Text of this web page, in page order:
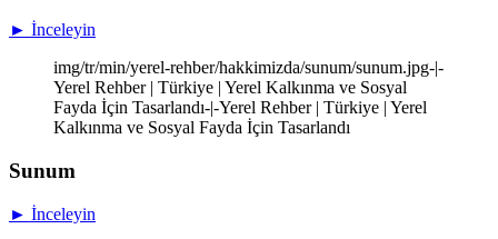
► İnceleyin
img/tr/min/yerel-rehber/hakkimizda/sunum/sunum.jpg-|-
Yerel Rehber | Türkiye | Yerel Kalkınma ve Sosyal
Fayda İçin Tasarlandı-|-Yerel Rehber | Türkiye | Yerel
Kalkınma ve Sosyal Fayda İçin Tasarlandı
Sunum
► İnceleyin